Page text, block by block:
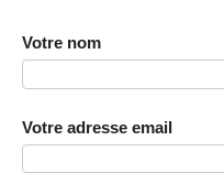
Votre nom
Votre adresse email